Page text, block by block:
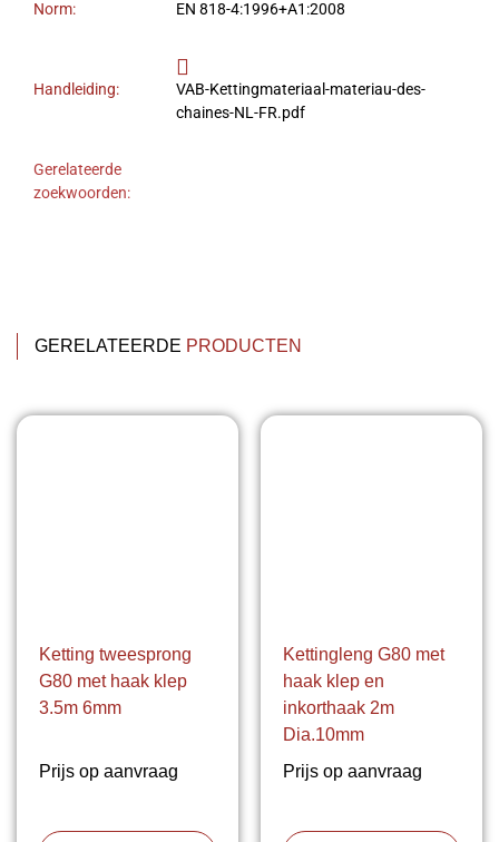
Norm: EN 818-4:1996+A1:2008
Handleiding:
VAB-Kettingmateriaal-materiau-des-
chaines-NL-FR.pdf
Gerelateerde
zoekwoorden:
GERELATEERDE PRODUCTEN
Ketting tweesprong
G80 met haak klep
3.5m 6mm
Prijs op aanvraag
Kettingleng G80 met
haak klep en
inkorthaak 2m
Dia.10mm
Prijs op aanvraag